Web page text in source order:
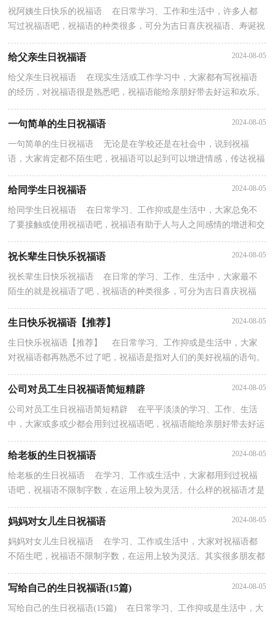
祝阿姨生日快乐的祝福语 在日常学习、工作和生活中，许多人都
写过祝福语吧，祝福语的种类很多，可分为吉日喜庆祝福语、寿诞祝
给父亲生日祝福语 2024-08-05
给父亲生日祝福语 在现实生活或工作学习中，大家都有写祝福语
的经历，对祝福语很是熟悉吧，祝福语能给亲朋好带去好运和欢乐。
那么你所知道的祝福语都是什么样子的？以下是小编精...
一句简单的生日祝福语 2024-08-05
一句简单的生日祝福语 无论是在学校还是在社会中，说到祝福
语，大家肯定都不陌生吧，祝福语可以起到可以增进情感，传达祝福
给同学生日祝福语 2024-08-05
给同学生日祝福语 在日常学习、工作抑或是生活中，大家总免不
了要接触或使用祝福语吧，祝福语有助于人与人之间感情的增进和交
流。那么问题来了，到底什么样的祝福语才是走心的...
祝长辈生日快乐祝福语 2024-08-05
祝长辈生日快乐祝福语 在日常的学习、工作、生活中，大家最不
陌生的就是祝福语了吧，祝福语的种类很多，可分为吉日喜庆祝福
生日快乐祝福语【推荐】 2024-08-05
生日快乐祝福语【推荐】 在日常学习、工作抑或是生活中，大家
对祝福语都再熟悉不过了吧，祝福语是指对人们的美好祝福的语句。
那么，怎么去写祝福语呢？下面是小编为大家收集的生...
公司对员工生日祝福语简短精辟 2024-08-05
公司对员工生日祝福语简短精辟 在平平淡淡的学习、工作、生活
中，大家或多或少都会用到过祝福语吧，祝福语能给亲朋好带去好运
给老板的生日祝福语 2024-08-05
给老板的生日祝福语 在学习、工作或生活中，大家都用到过祝福
语吧，祝福语不限制字数，在运用上较为灵活。什么样的祝福语才是
妈妈对女儿生日祝福语 2024-08-05
妈妈对女儿生日祝福语 在学习、工作或生活中，大家对祝福语都
不陌生吧，祝福语不限制字数，在运用上较为灵活。其实很多朋友都
不太清楚什么样的祝福语才是好的祝福语，以下是小编...
写给自己的生日祝福语(15篇) 2024-08-05
写给自己的生日祝福语(15篇) 在日常学习、工作抑或是生活中，大